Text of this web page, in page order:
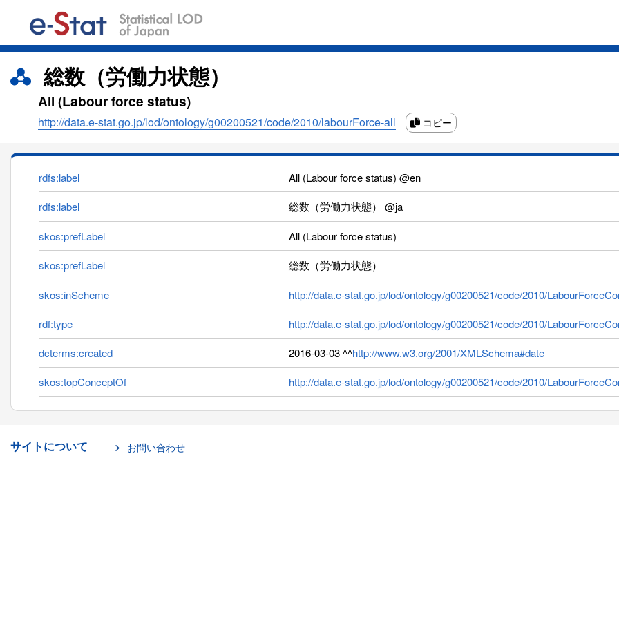
総数（労働力状態）
All (Labour force status)
http://data.e-stat.go.jp/lod/ontology/g00200521/code/2010/labourForce-all コピー
rdfs:label
All (Labour force status) @en
rdfs:label
総数（労働力状態） @ja
skos:prefLabel
All (Labour force status)
skos:prefLabel
総数（労働力状態）
skos:inScheme
http://data.e-stat.go.jp/lod/ontology/g00200521/code/2010/
rdf:type
http://data.e-stat.go.jp/lod/ontology/g00200521/code/2010/
dcterms:created
2016-03-03 ^^http://www.w3.org/2001/XMLSchema#date
skos:topConceptOf
http://data.e-stat.go.jp/lod/ontology/g00200521/code/2010/
サイトについて お問い合わせ